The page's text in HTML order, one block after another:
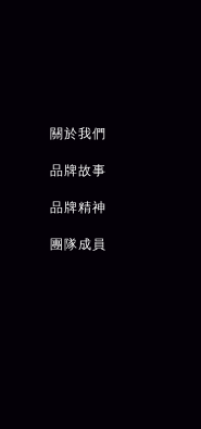
關於我們
品牌故事
品牌精神
團隊成員